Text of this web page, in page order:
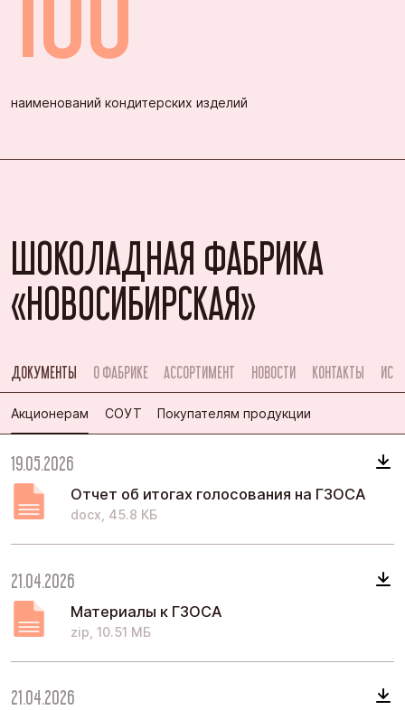
наименований кондитерских изделий
ШОКОЛАДНАЯ ФАБРИКА
«НОВОСИБИРСКАЯ»
ДОКУМЕНТЫ О ФАБРИКЕ АССОРТИМЕНТ НОВОСТИ КОНТАКТЫ
Акционерам СОУТ Покупателям продукции
19.05.2026
Отчет об итогах голосования на ГЗОСА
docx, 45.8 КБ
21.04.2026
Материалы к ГЗОСА
zip, 10.51 МБ
21.04.2026